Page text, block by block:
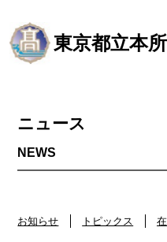
東京都立本
ニュース
お知らせ トピックス